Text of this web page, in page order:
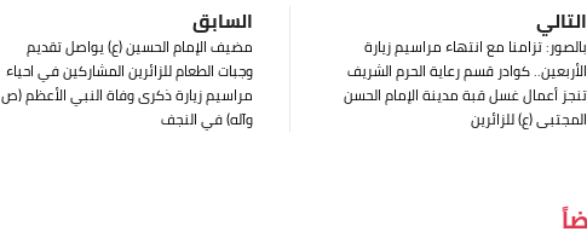
السابق
مضيف الإمام الحسين (ع) يواصل تقديم
وجبات الطعام للزائرين المشاركين في احياء
مراسيم زيارة ذكرى وفاة النبي الأعظم (ص
وآله) في النجف
التالي
بالصور: تزامنا مع انتهاء مراسيم زيارة
الأربعين.. كوادر قسم رعاية الحرم الشريف
تنجز أعمال غسل قبة مدينة الإمام الحسن
المجتبى (ع) للزائرين